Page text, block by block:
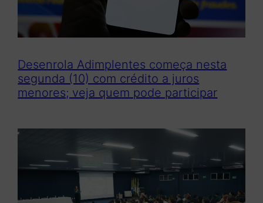
Desenrola Adimplentes começa nesta
segunda (10) com crédito a juros
menores; veja quem pode participar